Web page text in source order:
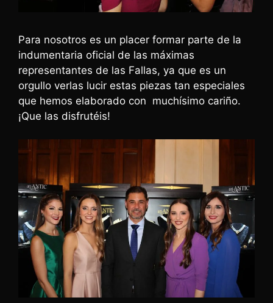
Para nosotros es un placer formar parte de la
indumentaria oficial de las máximas
representantes de las Fallas, ya que es un
orgullo verlas lucir estas piezas tan especiales
que hemos elaborado con muchísimo cariño.
¡Que las disfrutéis!